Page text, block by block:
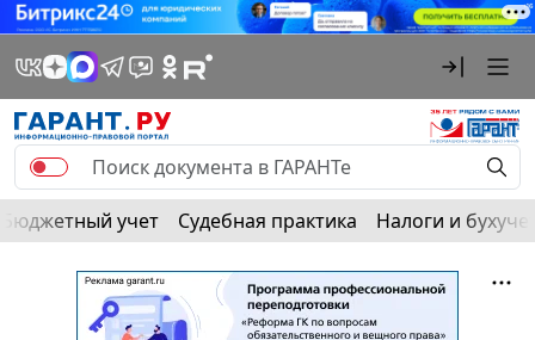
Бюджетный учет Судебная практика Налоги и